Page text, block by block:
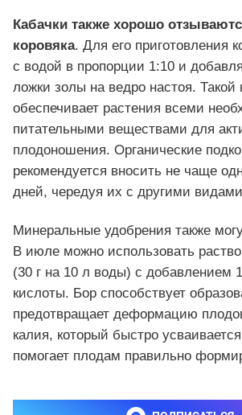
Кабачки также хорошо
коровяка. Для его приготовления
с водой в пропорции 1:10 и
ложки золы на ведро настоя. Такой
обеспечивает растения всеми
питательными веществами для
плодоношения. Органические
рекомендуется вносить не чаще
дней, чередуя их с другими
Минеральные удобрения также
В июле можно использовать
(30 г на 10 л воды) с добавлением
кислоты. Бор способствует
предотвращает деформацию
калия, который быстро
помогает плодам правильно